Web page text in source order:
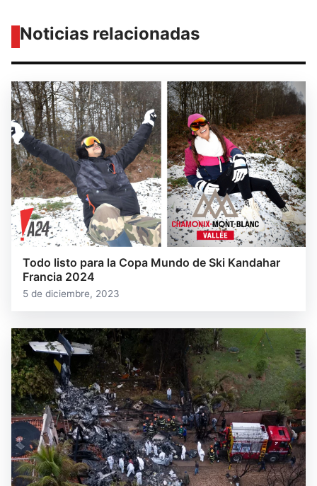
Noticias relacionadas
Todo listo para la Copa Mundo de Ski Kandahar
Francia 2024
5 de diciembre, 2023